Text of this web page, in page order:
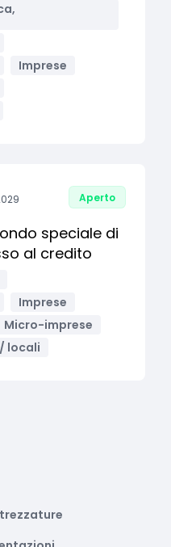
Imprese
Aperto
speciale di
al credito
Imprese
Micro-imprese
locali